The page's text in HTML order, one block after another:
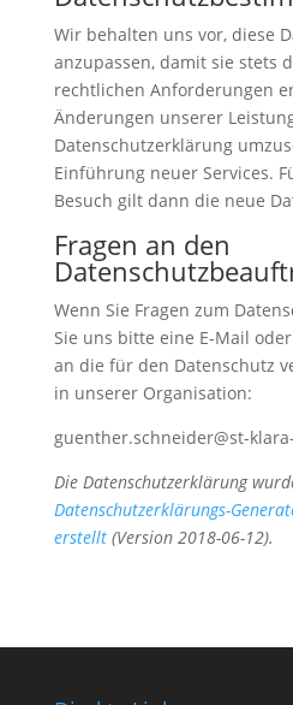
Wir behalten uns vor, diese
anzupassen, damit sie stets
rechtlichen Anforderungen
Änderungen unserer
Datenschutzerklärung
Einführung neuer Services.
Besuch gilt dann die neue
Fragen an den
Wenn Sie Fragen zum
Sie uns bitte eine E-Mail
an die für den Datenschutz
in unserer Organisation:
guenther.schneider@st-
Die Datenschutzerklärung
Datenschutzerklärungs-
erstellt(Version 2018-06-12).